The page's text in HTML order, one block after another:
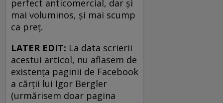
perfect anticomercial, dar şi
mai voluminos, şi mai scump
ca preţ.
LATER EDIT: La data scrierii
acestui articol, nu aflasem de
existenţa paginii de Facebook
a cărţii lui Igor Bergler
(urmărisem doar pagina